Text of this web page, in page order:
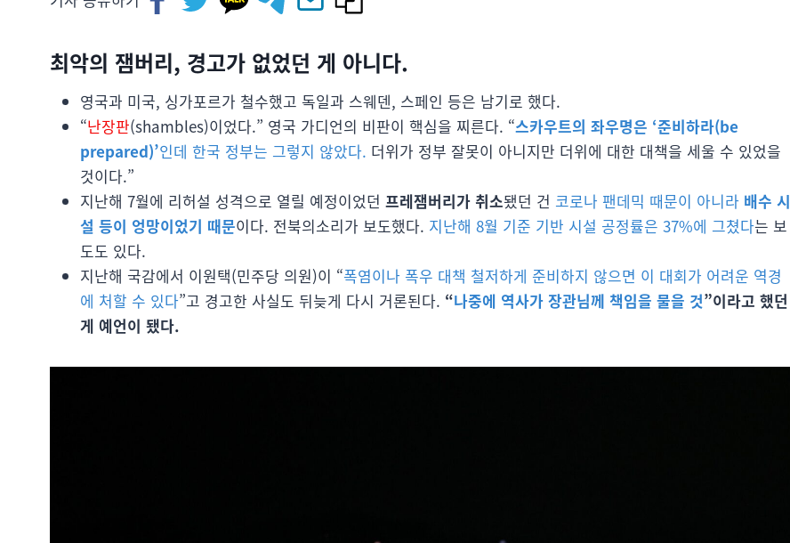
최악의 잼버리, 경고가 없었던 게 아니다.
영국과 미국, 싱가포르가 철수했고 독일과 스웨덴, 스페인 등은 남기로 했다.
“난장판(shambles)이었다.” 영국 가디언의 비판이 핵심을 찌른다. “스카우트의 좌우명은 ‘준비하라(be
prepared)’인데 한국 정부는 그렇지 않았다. 더위가 정부 잘못이 아니지만 더위에 대한 대책을 세울 수 있었을
것이다.”
지난해 7월에 리허설 성격으로 열릴 예정이었던 프레잼버리가 취소됐던 건 코로나 팬데믹 때문이 아니라 배수 시
설 등이 엉망이었기 때문이다. 전북의소리가 보도했다. 지난해 8월 기준 기반 시설 공정률은 37%에 그쳤다는 보
도도 있다.
지난해 국감에서 이원택(민주당 의원)이 “폭염이나 폭우 대책 철저하게 준비하지 않으면 이 대회가 어려운 역경
에 처할 수 있다”고 경고한 사실도 뒤늦게 다시 거론된다. “나중에 역사가 장관님께 책임을 물을 것”이라고 했던
게 예언이 됐다.